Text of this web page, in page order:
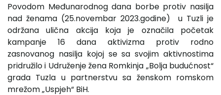
Povodom Međunarodnog dana borbe protiv nasilja
nad ženama (25.novembar 2023.godine) u Tuzli je
održana ulična akcija koja je označila početak
kampanje 16 dana aktivizma protiv rodno
zasnovanog nasilja kojoj se sa svojim aktivnostima
pridružilo i Udruženje žena Romkinja „Bolja budućnost“
grada Tuzla u partnerstvu sa ženskom romskom
mrežom „Uspjeh“ BiH.